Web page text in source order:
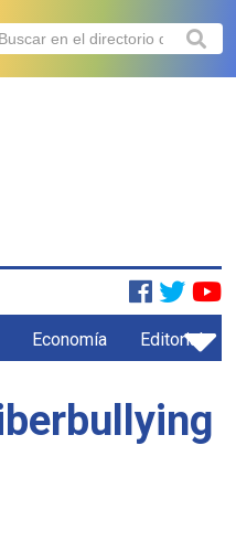
Economía Editorial